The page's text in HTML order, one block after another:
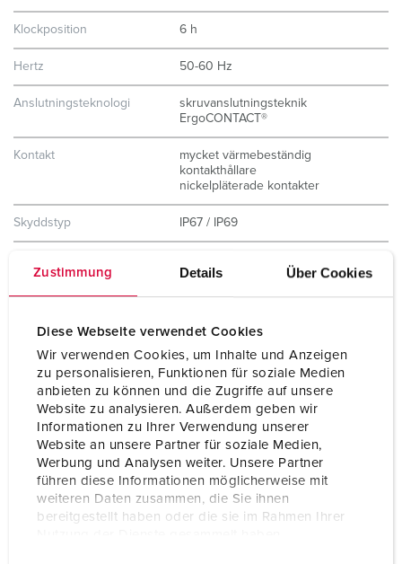
Zustimmung Details Über Cookies
Diese Webseite verwendet Cookies
Wir verwenden Cookies, um Inhalte und Anzeigen
zu personalisieren, Funktionen für soziale Medien
anbieten zu können und die Zugriffe auf unsere
Website zu analysieren. Außerdem geben wir
Informationen zu Ihrer Verwendung unserer
Website an unsere Partner für soziale Medien,
Werbung und Analysen weiter. Unsere Partner
führen diese Informationen möglicherweise mit
weiteren Daten zusammen, die Sie ihnen
bereitgestellt haben oder die sie im Rahmen Ihrer
Klockposition 6 h
Hertz 50-60 Hz
Anslutningsteknologi
skruvanslutningsteknik
ErgoCONTACT®
Kontakt
mycket värmebeständig
kontakthållare
nickelpläterade kontakter
Skyddstyp IP67 / IP69
Intyg om
VDE